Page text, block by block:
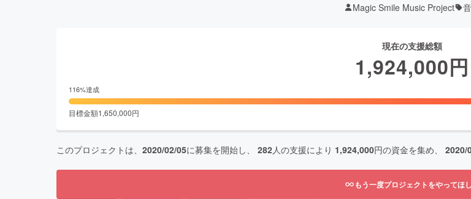
Magic Smile Music Project
現在の支援総額
1,924,000円
116%達成
目標金額1,650,000円
このプロジェクトは、 2020/02/05に募集を開始し、 282人の支援により 1,924,000円の資金を集め、 2020/
もう一度プロジェクトをやってほ